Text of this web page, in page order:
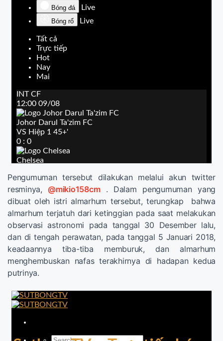
Pengumuman tersebut dilakukan melalui akun twitter
resminya, @mikio158cm. Dalam pengumuman yang
dibuat oleh istri almarhum tersebut, terungkap bahwa
almarhum terjatuh dari ketinggian pada saat melakukan
observasi astronomi pada tanggal 30 Desember lalu,
dan di tengah perawatan, pada tanggal 5 Januari 2018,
keadaannya tiba-tiba memburuk, dan almarhum
menghembuskan nafas terakhirnya di hadapan kedua
putrinya.